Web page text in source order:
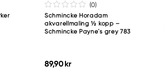
(0)
Schmincke Horadam
akvarellmaling ½ kopp –
Schmincke Payne´s grey 783
89,90 kr